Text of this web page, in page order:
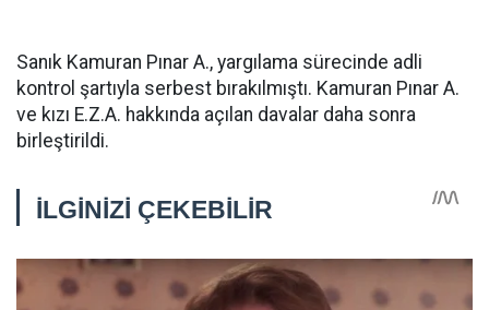
Sanık Kamuran Pınar A., yargılama sürecinde adli
kontrol şartıyla serbest bırakılmıştı. Kamuran Pınar A.
ve kızı E.Z.A. hakkında açılan davalar daha sonra
birleştirildi.